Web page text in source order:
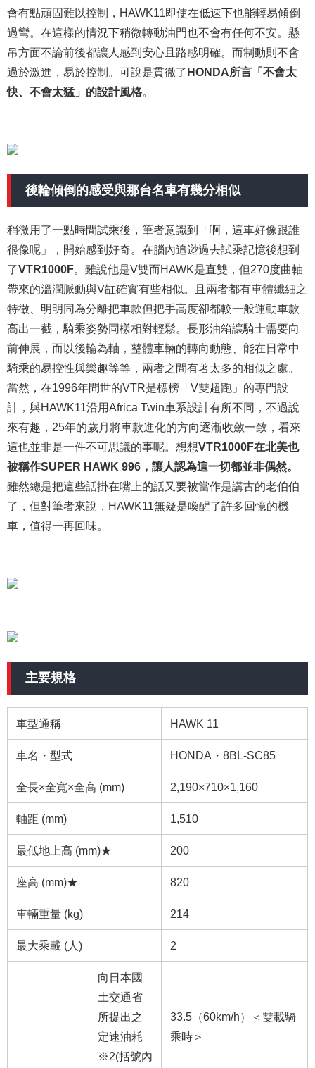
會有點頑固難以控制，HAWK11即使在低速下也能輕易傾倒
過彎。在這樣的情況下稍微轉動油門也不會有任何不安。懸
吊方面不論前後都讓人感到安心且路感明確。而制動則不會
過於激進，易於控制。可說是貫徹了 HONDA所言「不會太
快、不會太猛」的設計風格。
後輪傾倒的感受與那台名車有幾分相似
稍微用了一點時間試乘後，筆者意識到「啊，這車好像跟誰
很像呢」，開始感到好奇。在腦內追逤過去試乘記憶後想到
了VTR1000F。雖說他是V雙而HAWK是直雙，但270度曲軸
帶來的溫潤脈動與V缸確實有些相似。且兩者都有車體纖細之
特徵、明明同為分離把車款但把手高度卻都較一般運動車款
高出一截，騎乘姿勢同樣相對輕鬆。長形油箱讓騎士需要向
前伸展，而以後輪為軸，整體車輛的轉向動態、能在日常中
騎乘的易控性與樂趣等等，兩者之間有著太多的相似之處。
當然，在1996年問世的VTR是標榜「V雙超跑」的專門設
計，與HAWK11沿用Africa Twin車系設計有所不同，不過說
來有趣，25年的歲月將車款進化的方向逐漸收斂一致，看來
這也並非是一件不可思議的事呢。想想VTR1000F在北美也
被稱作SUPER HAWK 996，讓人認為這一切都並非偶然。
雖然總是把這些話掛在嘴上的話又要被當作是講古的老伯伯
了，但對筆者來說，HAWK11無疑是喚醒了許多回憶的機
車，值得一再回味。
主要規格
車型通稱 HAWK 11
車名・型式 HONDA・8BL-SC85
全長×全寬×全高 (mm) 2,190×710×1,160
軸距 (mm) 1,510
最低地上高 (mm)★ 200
座高 (mm)★ 820
車輛重量 (kg) 214
最大乘載 (人) 2
向日本國
土交通省
所提出之
定速油耗
※2(括號內
33.5（60km/h）＜雙載騎
乘時＞